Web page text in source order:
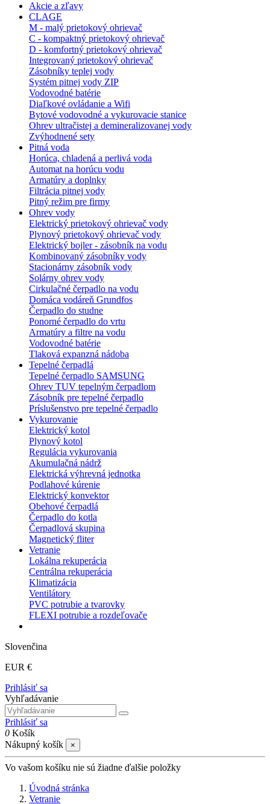
Akcie a zľavy
CLAGE
M - malý prietokový ohrievač
C - kompaktný prietokový ohrievač
D - komfortný prietokový ohrievač
Integrovaný prietokový ohrievač
Zásobníky teplej vody
Systém pitnej vody ZIP
Vodovodné batérie
Diaľkové ovládanie a Wifi
Bytové vodovodné a vykurovacie stanice
Ohrev ultračistej a demineralizovanej vody
Zvýhodnené sety
Pitná voda
Horúca, chladená a perlivá voda
Automat na horúcu vodu
Armatúry a doplnky
Filtrácia pitnej vody
Pitný režim pre firmy
Ohrev vody
Elektrický prietokový ohrievač vody
Plynový prietokový ohrievač vody
Elektrický bojler - zásobník na vodu
Kombinovaný zásobníky vody
Stacionárny zásobník vody
Solárny ohrev vody
Cirkulačné čerpadlo na vodu
Domáca vodáreň Grundfos
Čerpadlo do studne
Ponorné čerpadlo do vrtu
Armatúry a filtre na vodu
Vodovodné batérie
Tlaková expanzná nádoba
Tepelné čerpadlá
Tepelné čerpadlo SAMSUNG
Ohrev TUV tepelným čerpadlom
Zásobník pre tepelné čerpadlo
Príslušenstvo pre tepelné čerpadlo
Vykurovanie
Elektrický kotol
Plynový kotol
Regulácia vykurovania
Akumulačná nádrž
Elektrická výhrevná jednotka
Podlahové kúrenie
Elektrický konvektor
Obehové čerpadlá
Čerpadlo do kotla
Čerpadlová skupina
Magnetický fliter
Vetranie
Lokálna rekuperácia
Centrálna rekuperácia
Klimatizácia
Ventilátory
PVC potrubie a tvarovky
FLEXI potrubie a rozdeľovače
Slovenčina
EUR €
Prihlásiť sa
Vyhľadávanie
Prihlásiť sa
0 Košík
Nákupný košík
×
Vo vašom košíku nie sú žiadne ďalšie položky
Úvodná stránka
Vetranie